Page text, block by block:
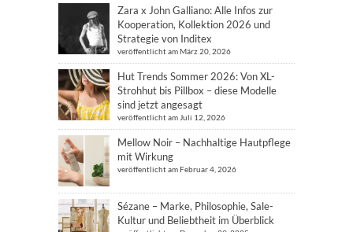
Zara x John Galliano: Alle Infos zur
Kooperation, Kollektion 2026 und
Strategie von Inditex
veröffentlicht am März 20, 2026
Hut Trends Sommer 2026: Von XL-
Strohhut bis Pillbox – diese Modelle
sind jetzt angesagt
veröffentlicht am Juli 12, 2026
Mellow Noir – Nachhaltige Hautpflege
mit Wirkung
veröffentlicht am Februar 4, 2026
Sézane – Marke, Philosophie, Sale-
Kultur und Beliebtheit im Überblick